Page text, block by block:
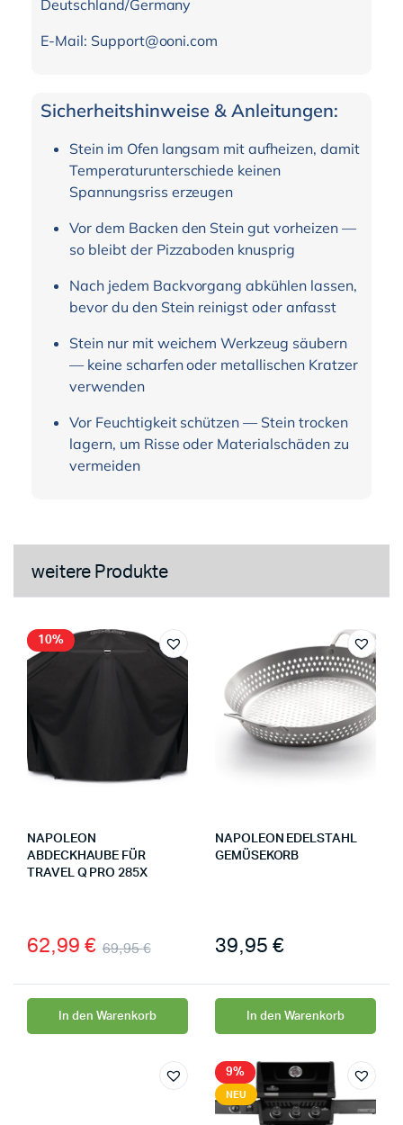
Deutschland/Germany
E-Mail: Support@ooni.com
Sicherheitshinweise & Anleitungen:
Stein im Ofen langsam mit aufheizen, damit
Temperaturunterschiede keinen
Spannungsriss erzeugen
Vor dem Backen den Stein gut vorheizen —
so bleibt der Pizzaboden knusprig
Nach jedem Backvorgang abkühlen lassen,
bevor du den Stein reinigst oder anfasst
Stein nur mit weichem Werkzeug säubern
— keine scharfen oder metallischen Kratzer
verwenden
Vor Feuchtigkeit schützen — Stein trocken
lagern, um Risse oder Materialschäden zu
vermeiden
weitere Produkte
10%
NAPOLEON
ABDECKHAUBE FÜR
TRAVEL Q PRO 285X
69,95€
62,99 €
In den Warenkorb
NAPOLEON EDELSTAHL
GEMÜSEKORB
39,95 €
In den Warenkorb
9%
NEU